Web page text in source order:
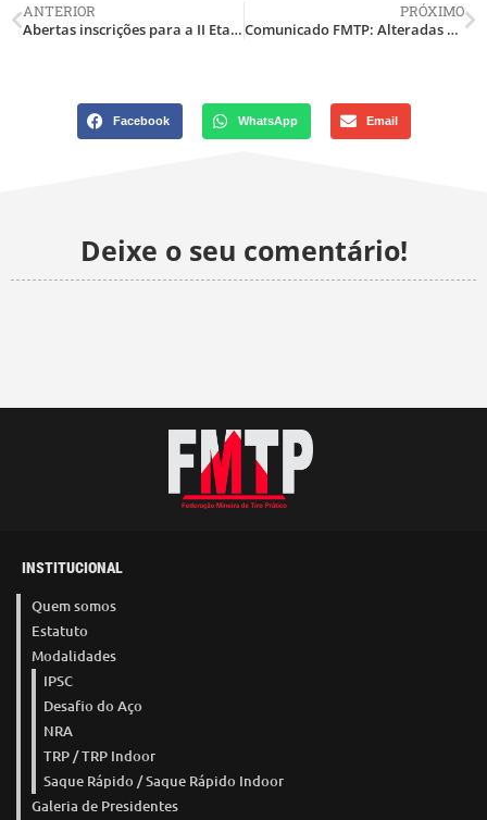
ANTERIOR
Abertas inscrições para a II Etapa do Campeonato Mineiro de IPSC
PRÓXIMO
Comunicado FMTP: Alteradas as datas da I Etapa do Campeonato Mineiro Desafio do Aço, SR, NRA, Action Caliber e TRP 2025.
Facebook WhatsApp Email
Deixe o seu comentário!
INSTITUCIONAL
Quem somos
Estatuto
Modalidades
IPSC
Desafio do Aço
NRA
TRP / TRP Indoor
Saque Rápido / Saque Rápido Indoor
Galeria de Presidentes